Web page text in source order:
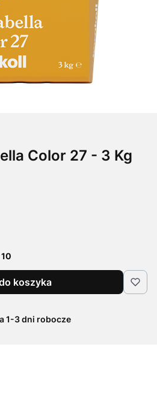
Color 27 - 3 Kg
koszyka
1-3 dni robocze